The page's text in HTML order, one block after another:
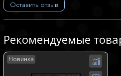
Оставить отзыв
Рекомендуемые
Новинка